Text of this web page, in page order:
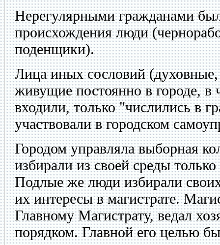
Нерегулярными гражданами
происхождения люди
поденщики).
Лица иных сословий (духовные,
живущие постоянно в городе, в
входили, только "числились в
участвовали в городском
Городом управляла выборная
избирали из своей среды
Подлые же люди избирали
их интересы в магистрате.
Главному Магистрату, ведал
порядком. Главной его целью